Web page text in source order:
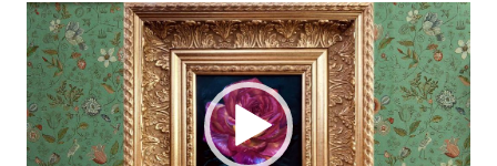
Video
Player